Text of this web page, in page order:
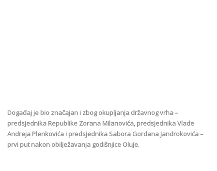
Događaj je bio značajan i zbog okupljanja državnog vrha –
predsjednika Republike Zorana Milanovića, predsjednika Vlade
Andreja Plenkovića i predsjednika Sabora Gordana Jandrokovića –
prvi put nakon obilježavanja godišnjice Oluje.